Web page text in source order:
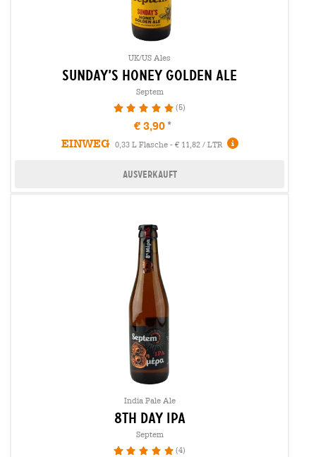
UK/US Ales
sunday’s honey golden ale
Septem
100% (5)
€ 3,90
EINWEG
0,33 L Flasche - € 11,82 / LTR
Ausverkauft
India Pale Ale
8th day ipa
Septem
100% (4)